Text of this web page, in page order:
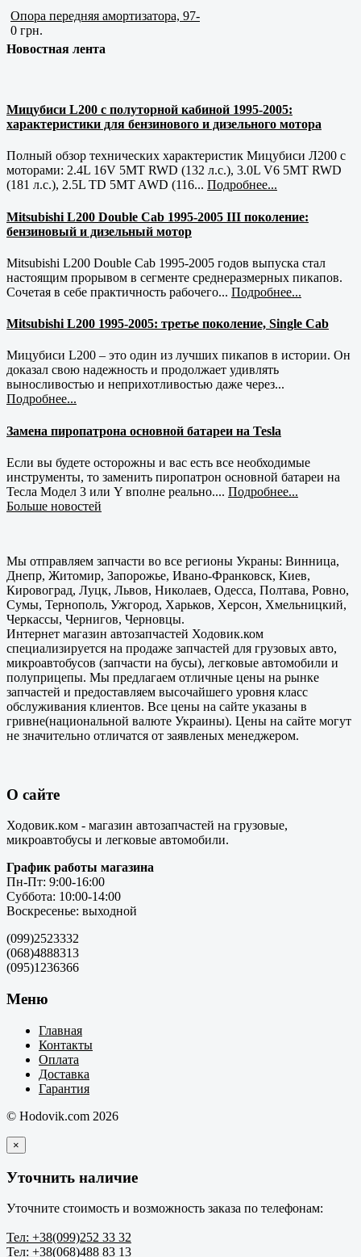
Опора передняя амортизатора, 97-
0 грн.
Новостная лента
Мицубиси L200 с полуторной кабиной 1995-2005:
характеристики для бензинового и дизельного мотора
Полный обзор технических характеристик Мицубиси Л200 с
моторами: 2.4L 16V 5MT RWD (132 л.с.), 3.0L V6 5MT RWD
(181 л.с.), 2.5L TD 5MT AWD (116... Подробнее...
Mitsubishi L200 Double Cab 1995-2005 III поколение:
бензиновый и дизельный мотор
Mitsubishi L200 Double Cab 1995-2005 годов выпуска стал
настоящим прорывом в сегменте среднеразмерных пикапов.
Сочетая в себе практичность рабочего... Подробнее...
Mitsubishi L200 1995-2005: третье поколение, Single Cab
Мицубиси L200 – это один из лучших пикапов в истории. Он
доказал свою надежность и продолжает удивлять
выносливостью и неприхотливостью даже через...
Подробнее...
Замена пиропатрона основной батареи на Tesla
Если вы будете осторожны и вас есть все необходимые
инструменты, то заменить пиропатрон основной батареи на
Тесла Модел 3 или Y вполне реально.... Подробнее...
Больше новостей
Мы отправляем запчасти во все регионы Украны: Винница,
Днепр, Житомир, Запорожье, Ивано-Франковск, Киев,
Кировоград, Луцк, Львов, Николаев, Одесса, Полтава, Ровно,
Сумы, Тернополь, Ужгород, Харьков, Херсон, Хмельницкий,
Черкассы, Чернигов, Черновцы.
Интернет магазин автозапчастей Ходовик.ком
специализируется на продаже запчастей для грузовых авто,
микроавтобусов (запчасти на бусы), легковые автомобили и
полуприцепы. Мы предлагаем отличные цены на рынке
запчастей и предоставляем высочайшего уровня класс
обслуживания клиентов. Все цены на сайте указаны в
гривне(национальной валюте Украины). Цены на сайте могут
не значительно отличатся от заявленых менеджером.
О сайте
Ходовик.ком - магазин автозапчастей на грузовые,
микроавтобусы и легковые автомобили.
График работы магазина
Пн-Пт: 9:00-16:00
Суббота: 10:00-14:00
Воскресенье: выходной
(099)2523332
(068)4888313
(095)1236366
Меню
Главная
Контакты
Оплата
Доставка
Гарантия
© Hodovik.com 2026
×
Уточнить наличие
Уточните стоимость и возможность заказа по телефонам:
Тел: +38(099)252 33 32
Тел: +38(068)488 83 13